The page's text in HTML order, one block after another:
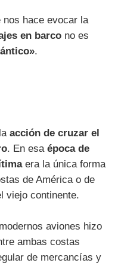
nos hace evocar la
en barco no es
.
acción de cruzar el
. En esa época de
era la única forma
de América o de
viejo continente.
aviones hizo
ambas costas
de mercancías y